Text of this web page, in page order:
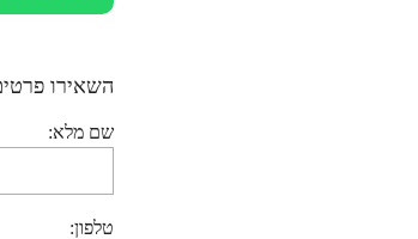
השאירו
שם מלא:
טלפון: